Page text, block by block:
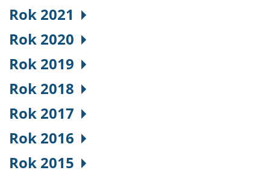
Rok 2021
Rok 2020
Rok 2019
Rok 2018
Rok 2017
Rok 2016
Rok 2015